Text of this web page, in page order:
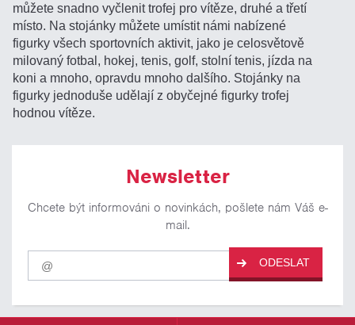
můžete snadno vyčlenit trofej pro vítěze, druhé a třetí
místo. Na stojánky můžete umístit námi nabízené
figurky všech sportovních aktivit, jako je celosvětově
milovaný fotbal, hokej, tenis, golf, stolní tenis, jízda na
koni a mnoho, opravdu mnoho dalšího. Stojánky na
figurky jednoduše udělají z obyčejné figurky trofej
hodnou vítěze.
Newsletter
Chcete být informováni o novinkách, pošlete nám Váš e-
mail.
Pro
odběr
našich
ODESLAT